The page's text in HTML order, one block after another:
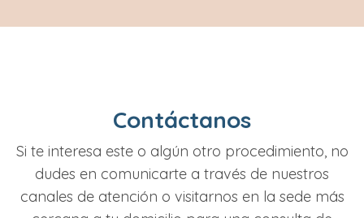
Contáctanos
Si te interesa este o algún otro procedimiento, no
dudes en comunicarte a través de nuestros
canales de atención o visitarnos en la sede más